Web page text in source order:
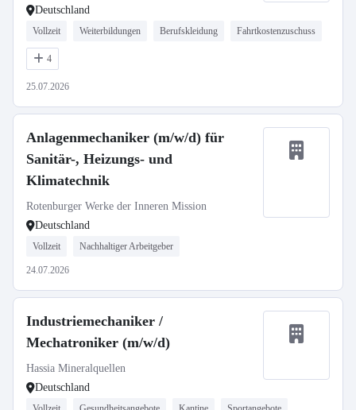
Deutschland
Vollzeit Weiterbildungen Berufskleidung Fahrtkostenzuschuss
4
25.07.2026
Anlagenmechaniker (m/w/d) für
Sanitär-, Heizungs- und
Klimatechnik
Rotenburger Werke der Inneren Mission
Deutschland
Vollzeit Nachhaltiger Arbeitgeber
24.07.2026
Industriemechaniker /
Mechatroniker (m/w/d)
Hassia Mineralquellen
Deutschland